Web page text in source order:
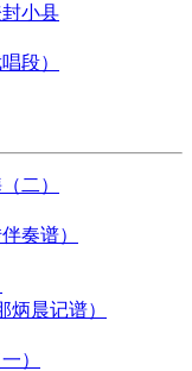
小县
段）
二）
奏谱）
晨记谱）
）